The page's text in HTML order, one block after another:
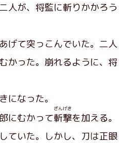
人が、将監に斬りかかろう
げて突っこんでいた。二人
かった。崩れるように、将
なった。
にむかって斬撃
ざんげき
を加える。
ていた。しかし、刀は正眼